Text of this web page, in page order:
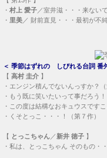
・ 村上 愛子 ／室井滋・・・ 来ない
・ 里美 ／ 財前直見・・・ 最初が不
＜ 季節はずれの しびれる台詞 番
【 高村 圭介 】
・ エンジン積んでないんっすか？（
・ もう既に笑いたいって事だろう！
・ この度は結構なおキュウスですこ
・ くそとっこ・・・！（第７作）
【 とっこちゃん ／新井 徳子 】
・ 私は、とっこちゃん そのもの・